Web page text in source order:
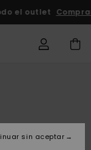
el outlet
sin aceptar